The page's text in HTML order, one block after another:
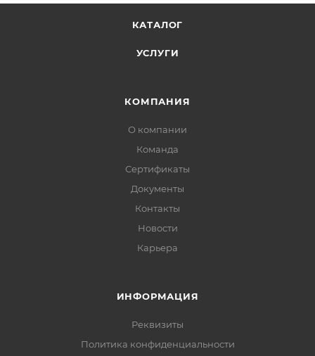
КАТАЛОГ
УСЛУГИ
КОМПАНИЯ
О компании
Команда
Сертификаты
Документы
Контакты
Новости
Карьера
ИНФОРМАЦИЯ
Реквизиты
Политика конфиденциальности